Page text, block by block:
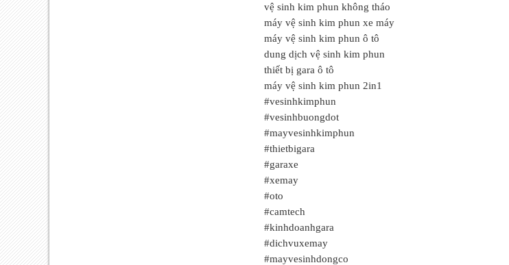
vệ sinh kim phun không tháo
máy vệ sinh kim phun xe máy
máy vệ sinh kim phun ô tô
dung dịch vệ sinh kim phun
thiết bị gara ô tô
máy vệ sinh kim phun 2in1
#vesinhkimphun
#vesinhbuongdot
#mayvesinhkimphun
#thietbigara
#garaxe
#xemay
#oto
#camtech
#kinhdoanhgara
#dichvuxemay
#mayvesinhdongco